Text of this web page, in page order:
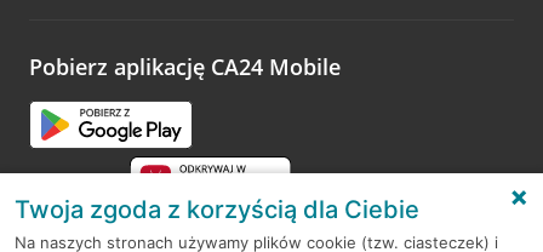
opinie.
Pobierz aplikację CA24 Mobile
Twoja zgoda z korzyścią dla Ciebie
Na naszych stronach używamy plików cookie (tzw. ciasteczek) i